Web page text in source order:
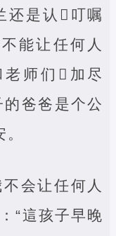
还是认‌叮嘱
能让任何人
师们‌加尽
爸爸是个公
会让任何人
“這孩子早晚